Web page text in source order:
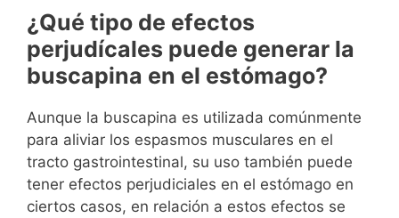
¿Qué tipo de efectos
perjudícales puede generar la
buscapina en el estómago?
Aunque la buscapina es utilizada comúnmente
para aliviar los espasmos musculares en el
tracto gastrointestinal, su uso también puede
tener efectos perjudiciales en el estómago en
ciertos casos, en relación a estos efectos se